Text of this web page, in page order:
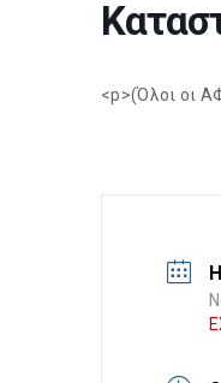
<p>(Όλοι οι